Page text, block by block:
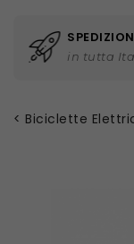
in tutta
Biciclette